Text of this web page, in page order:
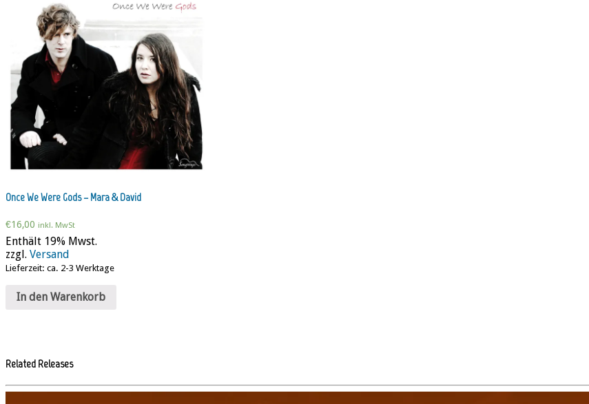
Once We Were Gods – Mara & David
€16,00 inkl. MwSt
Enthält 19% Mwst.
zzgl. Versand
Lieferzeit: ca. 2-3 Werktage
In den Warenkorb
Related Releases